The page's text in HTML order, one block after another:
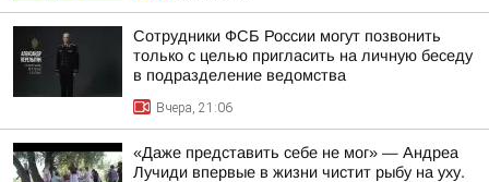
Сотрудники ФСБ России могут позвонить
только с целью пригласить на личную беседу
в подразделение ведомства
Вчера, 21:06
«Даже представить себе не мог» — Андреа
Лучиди впервые в жизни чистит рыбу на уху.